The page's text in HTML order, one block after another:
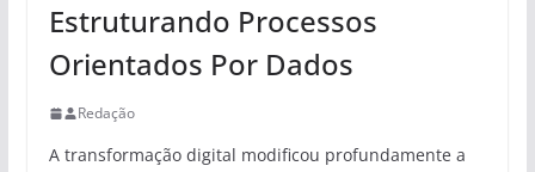
Estruturando Processos
Orientados Por Dados
Redação
A transformação digital modificou profundamente a